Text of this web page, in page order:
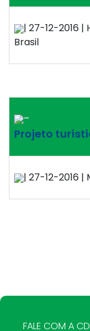
| 27-12-2016 |
Brasil
–
Projeto
| 27-12-2016 |
FALE COM A